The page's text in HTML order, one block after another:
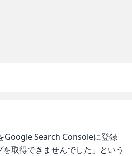
Google Search Consoleに登録
取得できませんでした」という